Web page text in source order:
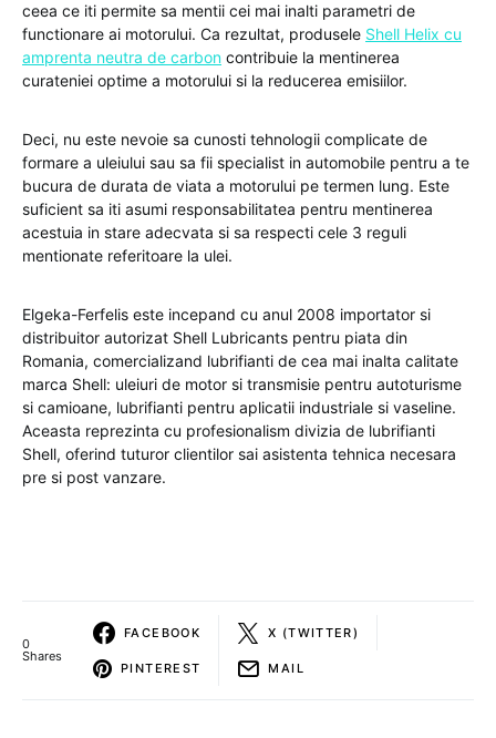
ceea ce iti permite sa mentii cei mai inalti parametri de
functionare ai motorului. Ca rezultat, produsele Shell Helix cu
amprenta neutra de carbon contribuie la mentinerea
curateniei optime a motorului si la reducerea emisiilor.
Deci, nu este nevoie sa cunosti tehnologii complicate de
formare a uleiului sau sa fii specialist in automobile pentru a te
bucura de durata de viata a motorului pe termen lung. Este
suficient sa iti asumi responsabilitatea pentru mentinerea
acestuia in stare adecvata si sa respecti cele 3 reguli
mentionate referitoare la ulei.
Elgeka-Ferfelis este incepand cu anul 2008 importator si
distribuitor autorizat Shell Lubricants pentru piata din
Romania, comercializand lubrifianti de cea mai inalta calitate
marca Shell: uleiuri de motor si transmisie pentru autoturisme
si camioane, lubrifianti pentru aplicatii industriale si vaseline.
Aceasta reprezinta cu profesionalism divizia de lubrifianti
Shell, oferind tuturor clientilor sai asistenta tehnica necesara
pre si post vanzare.
0
Shares
FACEBOOK X (TWITTER)
PINTEREST MAIL